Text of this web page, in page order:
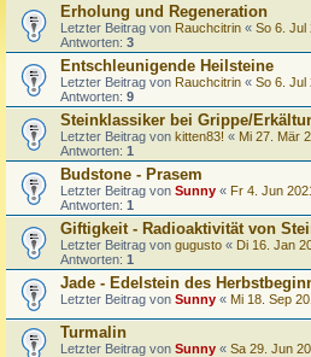
Erholung und Regeneration
Letzter Beitrag von Rauchcitrin « So 6. Jul
Antworten: 3
Entschleunigende Heilsteine
Letzter Beitrag von Rauchcitrin « So 6. Jul
Antworten: 9
Steinklassiker bei Grippe/
Letzter Beitrag von kitten83! « Mi 27. Mär
Antworten: 1
Budstone - Prasem
Letzter Beitrag von Sunny « Fr 4. Jun
Antworten: 1
Giftigkeit - Radioaktivität von
Letzter Beitrag von gugusto « Di 16. Jan
Antworten: 1
Jade - Edelstein des
Letzter Beitrag von Sunny « Mi 18. Sep
Turmalin
Letzter Beitrag von Sunny « Sa 29. Jun